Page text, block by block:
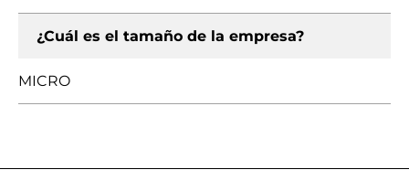
¿Cuál es el tamaño de la empresa?
MICRO